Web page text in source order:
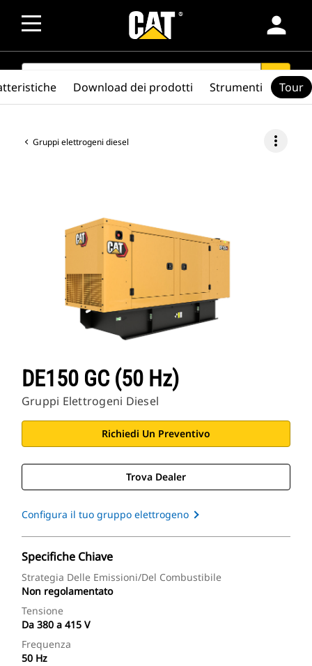
person
SEARCH search
Gruppi elettrogeni diesel more_vert
DE150 GC (50 Hz)
Gruppi Elettrogeni Diesel
Richiedi Un Preventivo
Trova Dealer
Configura il tuo gruppo elettrogeno
Specifiche Chiave
Strategia Delle Emissioni/del Combustibile
Non regolamentato
Tensione
Da 380 a 415 V
Frequenza
50 Hz
Download dei prodotti Strumenti Tour